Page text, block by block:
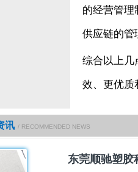
的经营管理
供应链的管
综合以上几
效、更优质
讯 / RECOMMENDED NEWS
东莞顺驰塑胶